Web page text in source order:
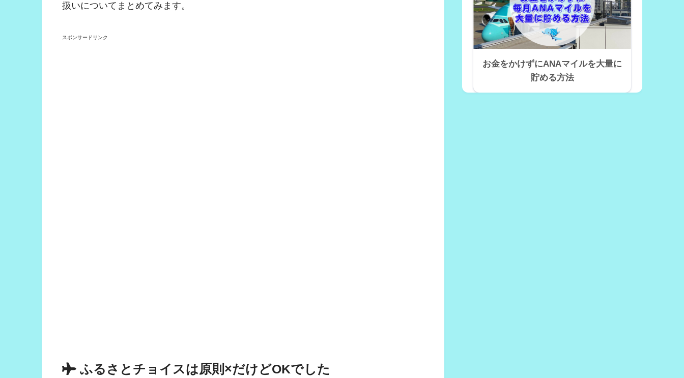
扱いについてまとめてみます。
スポンサードリンク
ふるさとチョイスは原則×だけどOKでした
お金をかけずにANAマイルを大量に
貯める方法